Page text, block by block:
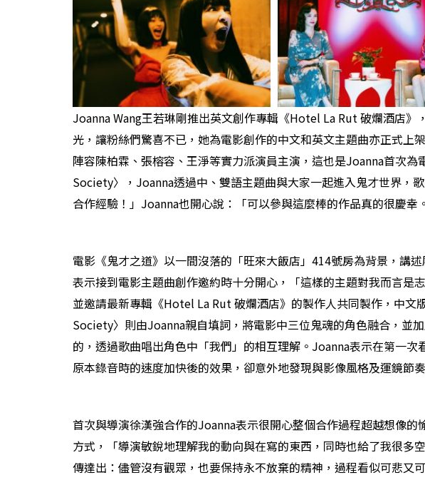
Joanna Wang王若琳剛推出英文創作專輯《Hotel La Rut 破爛酒店
光，讓粉絲們驚喜不已，她為電影創作的中文和英文主題曲亦正式
陣容陳柏霖、張榕容、王淨等實力派演員主演，這也是Joanna首次
Society〉，Joanna透過中、雙語主題曲與大家一起進入鬼才世界，
合作經驗！」Joanna也開心說：「可以參與這麼棒的作品真的很慶幸
電影《鬼才之道》以一間沒落的「旺來大飯店」414號房為背景，講
表示接到電影主題曲創作邀約時十分開心，「這樣的主題對我而言
並邀請最新專輯《Hotel La Rut 破爛酒店》的製作人共同製作，中
Society〉則由Joanna親自填詞，將電影中三位鬼魂的角色融合，並
的，透過歌曲唱出角色中「我們」的相互理解。Joanna表示在第一
原本錄音時的速度加快後的效果，卻意外地發現與影像風格及運鏡節
首次與導演徐漢強合作的Joanna表示很開心整個合作過程超越想像
方式，「導演敏銳地理解我的動向與在寫的東西，同時也給了我很
傳達出：儘管沒有觀眾，也要保持永不放棄的精神，過程看似可悲又